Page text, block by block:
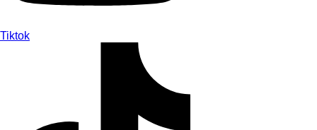
Tiktok